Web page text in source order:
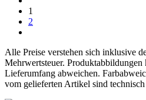
1
2
Alle Preise verstehen sich inklusive
Mehrwertsteuer. Produktabbildungen
Lieferumfang abweichen.
vom gelieferten Artikel sind